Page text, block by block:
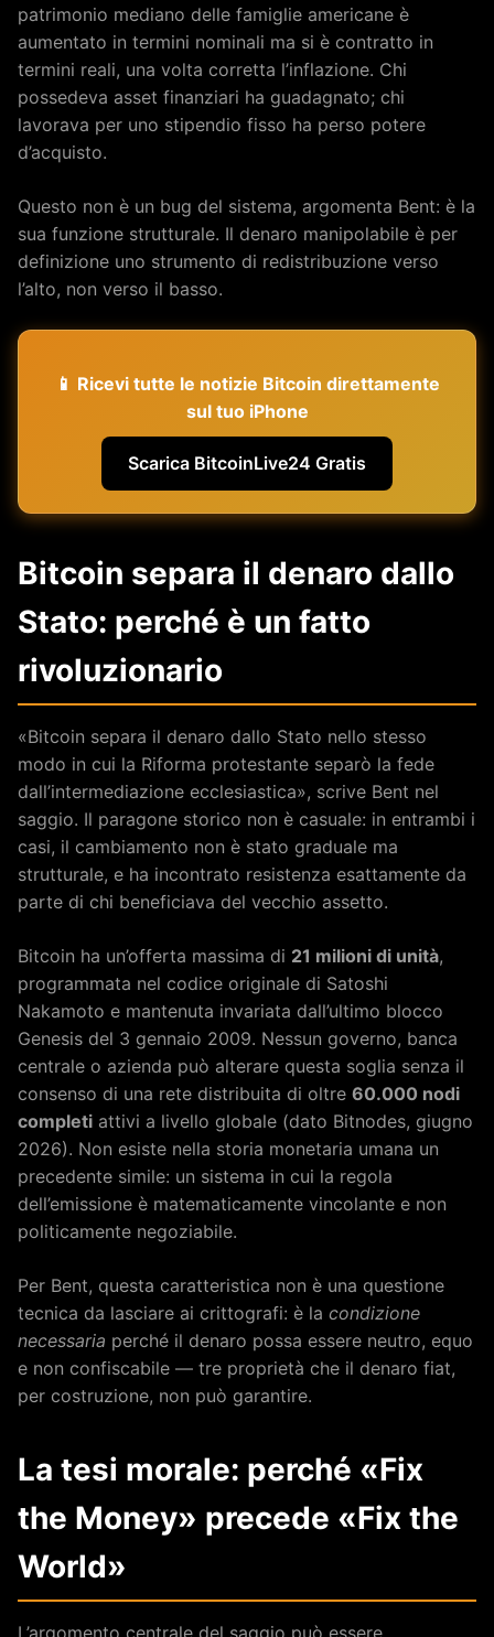
patrimonio mediano delle famiglie americane è
aumentato in termini nominali ma si è contratto in
termini reali, una volta corretta l’inflazione. Chi
possedeva asset finanziari ha guadagnato; chi
lavorava per uno stipendio fisso ha perso potere
d’acquisto.
Questo non è un bug del sistema, argomenta Bent: è la
sua funzione strutturale. Il denaro manipolabile è per
definizione uno strumento di redistribuzione verso
l’alto, non verso il basso.
📱 Ricevi tutte le notizie Bitcoin direttamente
sul tuo iPhone
Scarica BitcoinLive24 Gratis
Bitcoin separa il denaro dallo
Stato: perché è un fatto
rivoluzionario
«Bitcoin separa il denaro dallo Stato nello stesso
modo in cui la Riforma protestante separò la fede
dall’intermediazione ecclesiastica», scrive Bent nel
saggio. Il paragone storico non è casuale: in entrambi i
casi, il cambiamento non è stato graduale ma
strutturale, e ha incontrato resistenza esattamente da
parte di chi beneficiava del vecchio assetto.
Bitcoin ha un’offerta massima di 21 milioni di unità,
programmata nel codice originale di Satoshi
Nakamoto e mantenuta invariata dall’ultimo blocco
Genesis del 3 gennaio 2009. Nessun governo, banca
centrale o azienda può alterare questa soglia senza il
consenso di una rete distribuita di oltre 60.000 nodi
completi attivi a livello globale (dato Bitnodes, giugno
2026). Non esiste nella storia monetaria umana un
precedente simile: un sistema in cui la regola
dell’emissione è matematicamente vincolante e non
politicamente negoziabile.
Per Bent, questa caratteristica non è una questione
tecnica da lasciare ai crittografi: è la condizione
necessaria perché il denaro possa essere neutro, equo
e non confiscabile — tre proprietà che il denaro fiat,
per costruzione, non può garantire.
La tesi morale: perché «Fix
the Money» precede «Fix the
World»
L’argomento centrale del saggio può essere